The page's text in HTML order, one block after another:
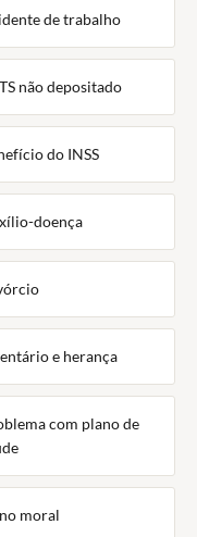
de trabalho
não depositado
do INSS
doença
e herança
com plano de
moral